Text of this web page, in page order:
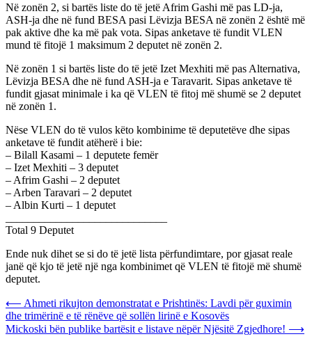
Në zonën 2, si bartës liste do të jetë Afrim Gashi më pas LD-ja,
ASH-ja dhe në fund BESA pasi Lëvizja BESA në zonën 2 është më
pak aktive dhe ka më pak vota. Sipas anketave të fundit VLEN
mund të fitojë 1 maksimum 2 deputet në zonën 2.
Në zonën 1 si bartës liste do të jetë Izet Mexhiti më pas Alternativa,
Lëvizja BESA dhe në fund ASH-ja e Taravarit. Sipas anketave të
fundit gjasat minimale i ka që VLEN të fitoj më shumë se 2 deputet
në zonën 1.
Nëse VLEN do të vulos këto kombinime të deputetëve dhe sipas
anketave të fundit atëherë i bie:
– Bilall Kasami – 1 deputete femër
– Izet Mexhiti – 3 deputet
– Afrim Gashi – 2 deputet
– Arben Taravari – 2 deputet
– Albin Kurti – 1 deputet
Total 9 Deputet
Ende nuk dihet se si do të jetë lista përfundimtare, por gjasat reale
janë që kjo të jetë një nga kombinimet që VLEN të fitojë më shumë
deputet.
Post
navigation
⟵ Ahmeti rikujton demonstratat e Prishtinës: Lavdi për guximin
dhe trimërinë e të rënëve që sollën lirinë e Kosovës
Mickoski bën publike bartësit e listave nëpër Njësitë Zgjedhore! ⟶